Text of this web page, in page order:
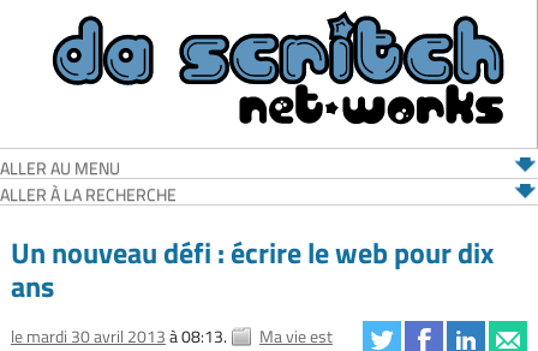
ALLER AU MENU
ALLER À LA RECHERCHE
Un nouveau défi : écrire le web pour dix
ans
le mardi 30 avril 2013à 08:13.
Ma vie est